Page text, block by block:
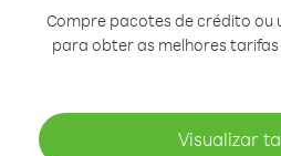
Compre pacotes de crédito ou
para obter as melhores
Visualizar